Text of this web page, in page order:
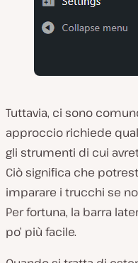
Tuttavia, ci sono
approccio richiede
gli strumenti di cui
Ciò significa che
imparare i trucchi se
Per fortuna, la barra
po’ più facile.